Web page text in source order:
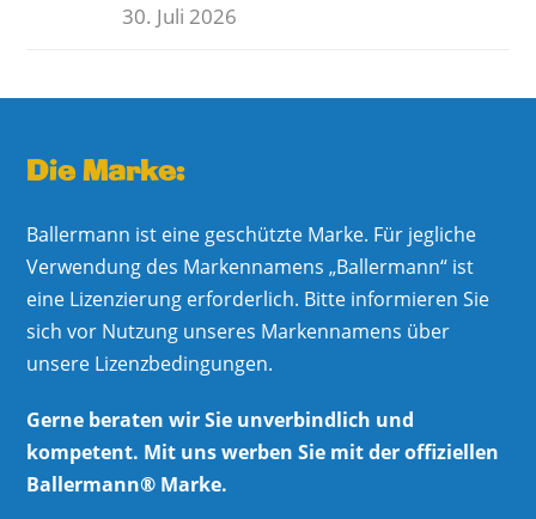
30. Juli 2026
Die Marke:
Ballermann ist eine geschützte Marke. Für jegliche
Verwendung des Markennamens „Ballermann“ ist
eine Lizenzierung erforderlich. Bitte informieren Sie
sich vor Nutzung unseres Markennamens über
unsere Lizenzbedingungen.
Gerne beraten wir Sie unverbindlich und
kompetent. Mit uns werben Sie mit der offiziellen
Ballermann® Marke.